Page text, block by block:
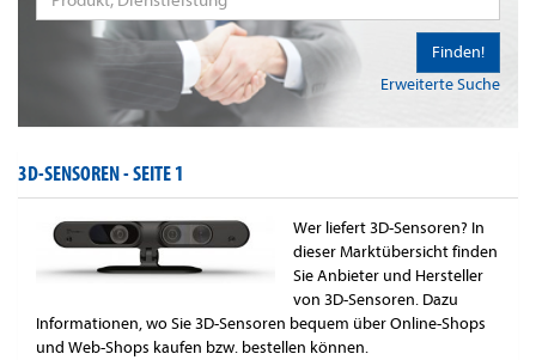
Erweiterte Suche
Finden!
3D-SENSOREN -SEITE 1
Wer liefert 3D-Sensoren? In
dieser Marktübersicht finden
Sie Anbieter und Hersteller
von 3D-Sensoren. Dazu
Informationen, wo Sie 3D-Sensoren bequem über Online-Shops
und Web-Shops kaufen bzw. bestellen können.